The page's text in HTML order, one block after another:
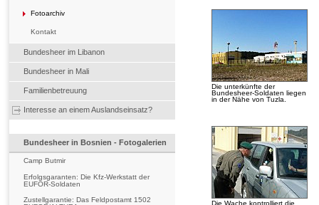
Fotoarchiv
Kontakt
Bundesheer im Libanon
Bundesheer in Mali
Familienbetreuung
Interesse an einem Auslandseinsatz?
Bundesheer in Bosnien - Fotogalerien
Camp Butmir
Erfolgsgaranten: Die Kfz-Werkstatt der
EUFOR-Soldaten
Zustellgarantie: Das Feldpostamt 1502
Die unterkünfte der
Bundesheer-Soldaten liegen
in der Nähe von Tuzla.
Die Wache kontrolliert die